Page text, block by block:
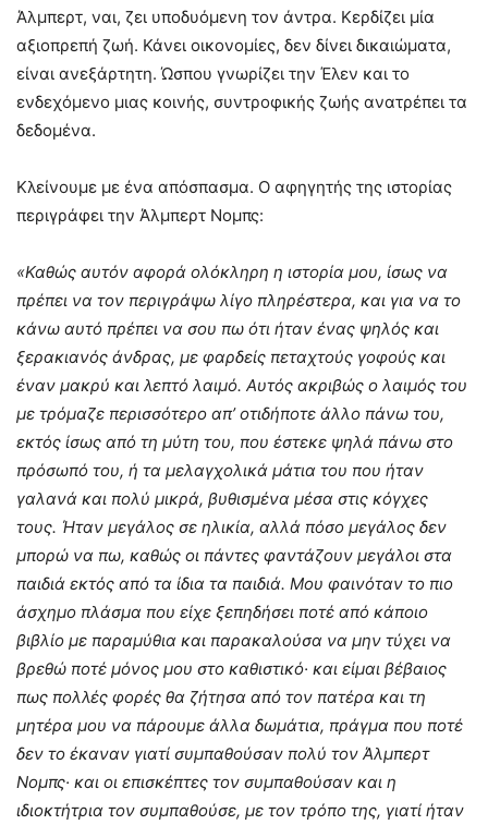
Άλμπερτ, ναι, ζει υποδυόμενη τον άντρα. Κερδίζει μία
αξιοπρεπή ζωή. Κάνει οικονομίες, δεν δίνει δικαιώματα,
είναι ανεξάρτητη. Ώσπου γνωρίζει την Έλεν και το
ενδεχόμενο μιας κοινής, συντροφικής ζωής ανατρέπει τα
δεδομένα.
Κλείνουμε με ένα απόσπασμα. Ο αφηγητής της ιστορίας
περιγράφει την Άλμπερτ Νομπς:
«Καθώς αυτόν αφορά ολόκληρη η ιστορία μου, ίσως να
πρέπει να τον περιγράψω λίγο πληρέστερα, και για να το
κάνω αυτό πρέπει να σου πω ότι ήταν ένας ψηλός και
ξερακιανός άνδρας, με φαρδείς πεταχτούς γοφούς και
έναν μακρύ και λεπτό λαιμό. Αυτός ακριβώς ο λαιμός του
με τρόμαζε περισσότερο απ’ οτιδήποτε άλλο πάνω του,
εκτός ίσως από τη μύτη του, που έστεκε ψηλά πάνω στο
πρόσωπό του, ή τα μελαγχολικά μάτια του που ήταν
γαλανά και πολύ μικρά, βυθισμένα μέσα στις κόγχες
τους. Ήταν μεγάλος σε ηλικία, αλλά πόσο μεγάλος δεν
μπορώ να πω, καθώς οι πάντες φαντάζουν μεγάλοι στα
παιδιά εκτός από τα ίδια τα παιδιά. Μου φαινόταν το πιο
άσχημο πλάσμα που είχε ξεπηδήσει ποτέ από κάποιο
βιβλίο με παραμύθια και παρακαλούσα να μην τύχει να
βρεθώ ποτέ μόνος μου στο καθιστικό· και είμαι βέβαιος
πως πολλές φορές θα ζήτησα από τον πατέρα και τη
μητέρα μου να πάρουμε άλλα δωμάτια, πράγμα που ποτέ
δεν το έκαναν γιατί συμπαθούσαν πολύ τον Άλμπερτ
Νομπς· και οι επισκέπτες τον συμπαθούσαν και η
ιδιοκτήτρια τον συμπαθούσε, με τον τρόπο της, γιατί ήταν